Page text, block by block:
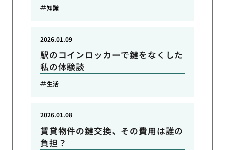
知識
駅のコインロッカーで鍵をなくした
私の体験談
2026.01.09
生活
賃貸物件の鍵交換、その費用は誰の
負担？
2026.01.08